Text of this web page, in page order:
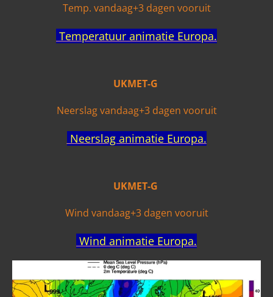
Temp. vandaag+3 dagen vooruit
Temperatuur animatie Europa.
UKMET-G
Neerslag vandaag+3 dagen vooruit
Neerslag animatie Europa.
UKMET-G
Wind vandaag+3 dagen vooruit
Wind animatie Europa.